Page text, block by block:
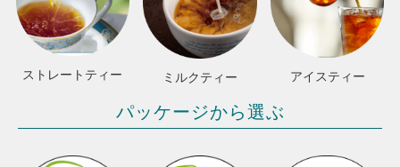
ストレートティー ミルクティー アイスティー
パッケージから選ぶ